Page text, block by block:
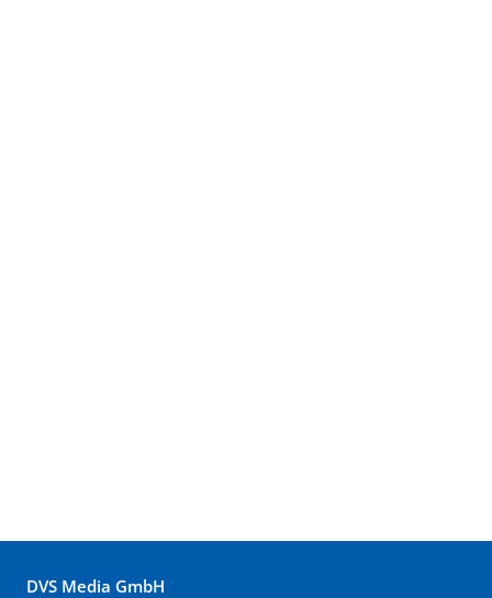
DVS Media GmbH